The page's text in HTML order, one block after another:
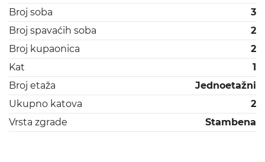
Broj soba
3
Broj spavaćih soba
2
Broj kupaonica
2
Kat
1
Broj etaža
Jednoetažni
Ukupno katova
2
Vrsta zgrade
Stambena